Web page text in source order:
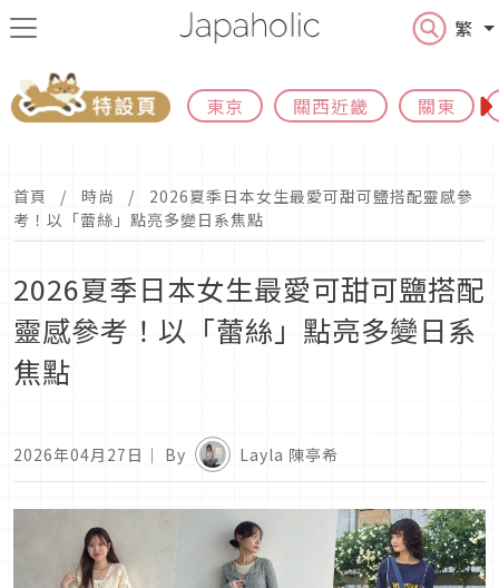
繁
東京 關西近畿 關東
首頁 時尚
2026夏季日本女生最愛可甜可鹽搭配靈感參
考！以「蕾絲」點亮多變日系焦點
2026夏季日本女生最愛可甜可鹽搭配
靈感參考！以「蕾絲」點亮多變日系
焦點
2026年04月27日 ｜ By Layla 陳亭希